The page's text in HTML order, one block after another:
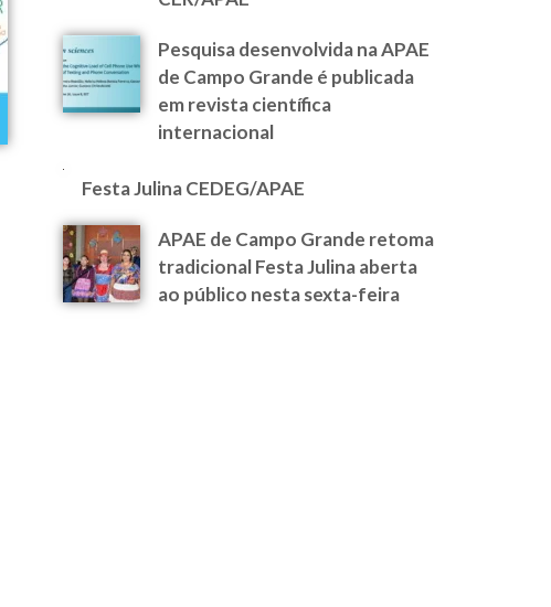
Pesquisa desenvolvida na APAE
de Campo Grande é publicada
em revista científica
internacional
Festa Julina CEDEG/APAE
APAE de Campo Grande retoma
tradicional Festa Julina aberta
ao público nesta sexta-feira